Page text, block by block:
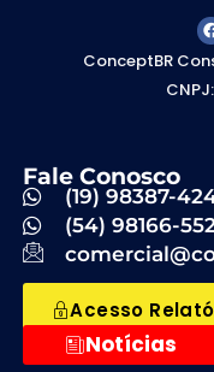
ConceptBR
Fale Conosco
(19) 98387-
(54) 98166-
Acesso
Notícias